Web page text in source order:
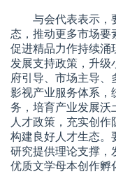
与会代表表示，要
态，推动更多市场要
促进精品力作持续涌
发展支持政策，升级
府引导、市场主导
影视产业服务体系，
务，培育产业发展沃
人才政策，充实创作
构建良好人才生态。
研究提供理论支撑，
优质文学母本创作孵